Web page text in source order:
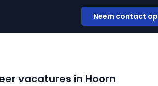
Neem contact op
vacatures in Hoorn